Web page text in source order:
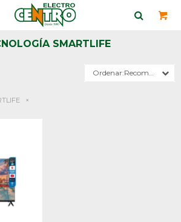
SMARTLIFE
Recomendados